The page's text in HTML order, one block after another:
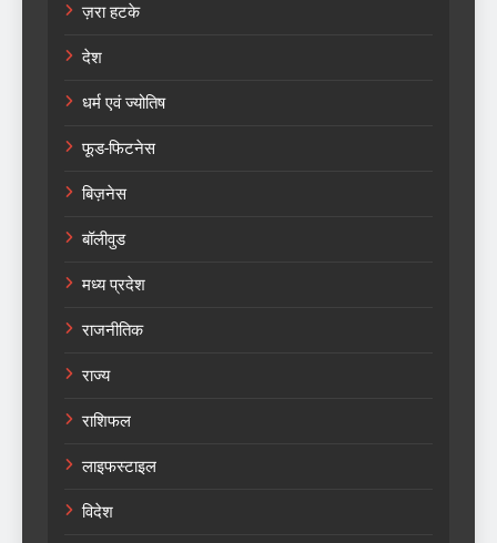
ज़रा हटके
देश
धर्म एवं ज्योतिष
फूड-फिटनेस
बिज़नेस
बॉलीवुड
मध्य प्रदेश
राजनीतिक
राज्य
राशिफल
लाइफस्टाइल
विदेश